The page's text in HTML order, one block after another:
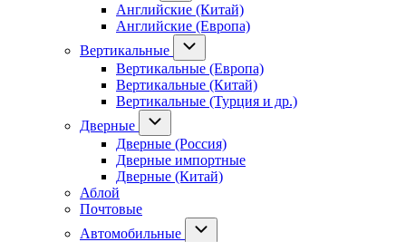
Английские (Китай)
Английские (Европа)
Вертикальные
Вертикальные (Европа)
Вертикальные (Китай)
Вертикальные (Турция и др.)
Дверные
Дверные (Россия)
Дверные импортные
Дверные (Китай)
Аблой
Почтовые
Автомобильные